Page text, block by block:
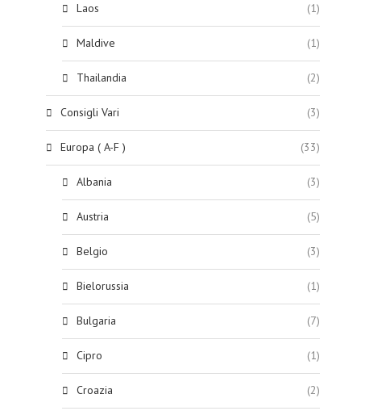
Laos (1)
Maldive (1)
Thailandia (2)
Consigli Vari (3)
Europa ( A-F ) (33)
Albania (3)
Austria (5)
Belgio (3)
Bielorussia (1)
Bulgaria (7)
Cipro (1)
Croazia (2)